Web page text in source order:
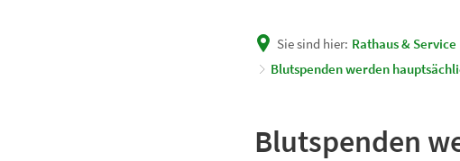
Sie sind hier: Rathaus & Service
Blutspenden werden
Blutspenden